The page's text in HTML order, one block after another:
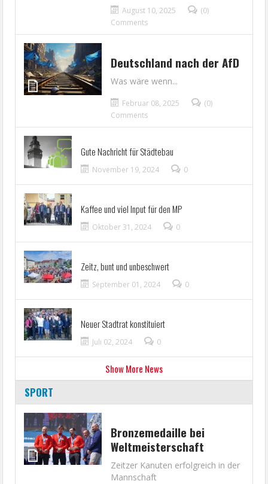
August 10, 2025
(0)
Comments
Deutschland nach der AfD
Was wäre wenn...
Februar 08, 2025
(0)
Comments
Gute Nachricht für Städtebau
November 19, 2024 0
Kaffee und viel Input für den MP
Oktober 31, 2024 0
Zeitz, bunt und unbeschwert
September 01, 2024 0
Neuer Stadtrat konstituiert
Juli 02, 2024 0
Show More News
SPORT
Bronzemedaille bei
Weltmeisterschaft
Zeitzer Kanuten erfolgreich in der
Mannschaft